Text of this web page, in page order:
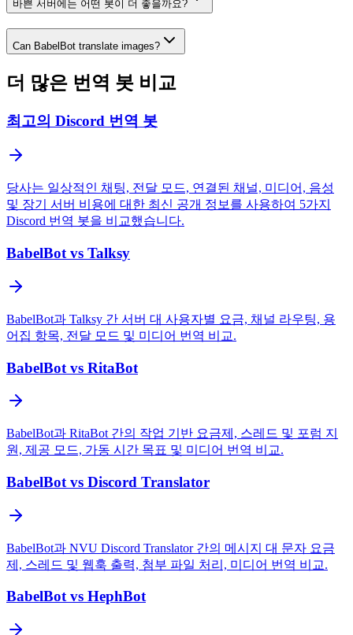
바쁜 서버에는 어떤 봇이 더 좋을까요?
Can BabelBot translate images?
더 많은 번역 봇 비교
최고의 Discord 번역 봇
당사는 일상적인 채팅, 전달 모드, 연결된 채널, 미디어, 음성
및 장기 서버 비용에 대한 최신 공개 정보를 사용하여 5가지
Discord 번역 봇을 비교했습니다.
BabelBot vs Talksy
BabelBot과 Talksy 간 서버 대 사용자별 요금, 채널 라우팅, 용
어집 항목, 전달 모드 및 미디어 번역 비교.
BabelBot vs RitaBot
BabelBot과 RitaBot 간의 작업 기반 요금제, 스레드 및 포럼 지
원, 제공 모드, 가동 시간 목표 및 미디어 번역 비교.
BabelBot vs Discord Translator
BabelBot과 NVU Discord Translator 간의 메시지 대 문자 요금
제, 스레드 및 웹훅 출력, 첨부 파일 처리, 미디어 번역 비교.
BabelBot vs HephBot